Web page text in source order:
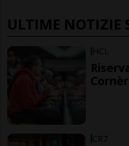
ULTIME NOTIZIE
HCL
CR7